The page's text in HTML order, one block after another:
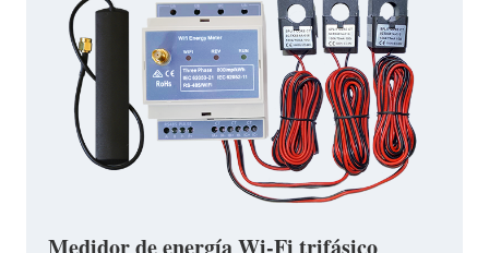
Medidor de energía Wi-Fi trifásico